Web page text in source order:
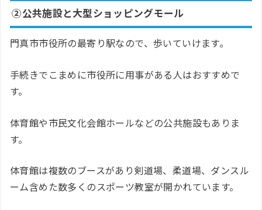
②公共施設と大型ショッピングモール
門真市市役所の最寄り駅なので、歩いていけます。
手続きでこまめに市役所に用事がある人はおすすめで
す。
体育館や市民文化会館ホールなどの公共施設もありま
す。
体育館は複数のブースがあり剣道場、柔道場、ダンスル
ーム含めた数多くのスポーツ教室が開かれています。